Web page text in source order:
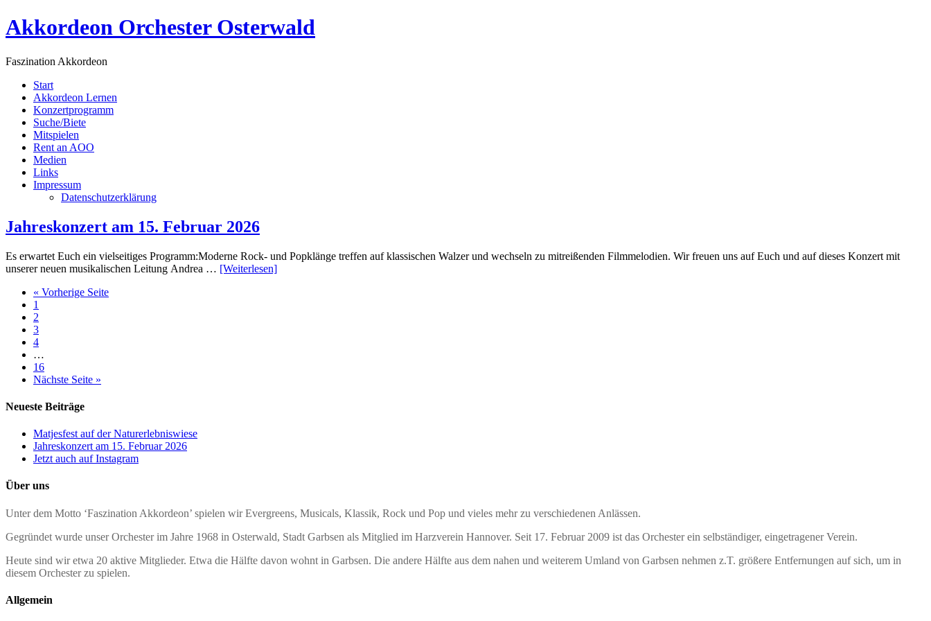
Akkordeon Orchester Osterwald
Faszination Akkordeon
Start
Akkordeon Lernen
Konzertprogramm
Suche/Biete
Mitspielen
Rent an AOO
Medien
Links
Impressum
Datenschutzerklärung
Jahreskonzert am 15. Februar 2026
Es erwartet Euch ein vielseitiges Programm:Moderne Rock- und Popklänge treffen auf klassischen Walzer und wechseln zu mitreißenden Filmmelodien. Wir freuen uns auf Euch und auf dieses Konzert mit
unserer neuen musikalischen Leitung Andrea … [Weiterlesen]
« Vorherige Seite
1
2
3
4
…
16
Nächste Seite »
Neueste Beiträge
Matjesfest auf der Naturerlebniswiese
Jahreskonzert am 15. Februar 2026
Jetzt auch auf Instagram
Über uns
Unter dem Motto ‘Faszination Akkordeon’ spielen wir Evergreens, Musicals, Klassik, Rock und Pop und vieles mehr zu verschiedenen Anlässen.
Gegründet wurde unser Orchester im Jahre 1968 in Osterwald, Stadt Garbsen als Mitglied im Harzverein Hannover. Seit 17. Februar 2009 ist das Orchester ein selbständiger, eingetragener Verein.
Heute sind wir etwa 20 aktive Mitglieder. Etwa die Hälfte davon wohnt in Garbsen. Die andere Hälfte aus dem nahen und weiterem Umland von Garbsen nehmen z.T. größere Entfernungen auf sich, um in
diesem Orchester zu spielen.
Allgemein